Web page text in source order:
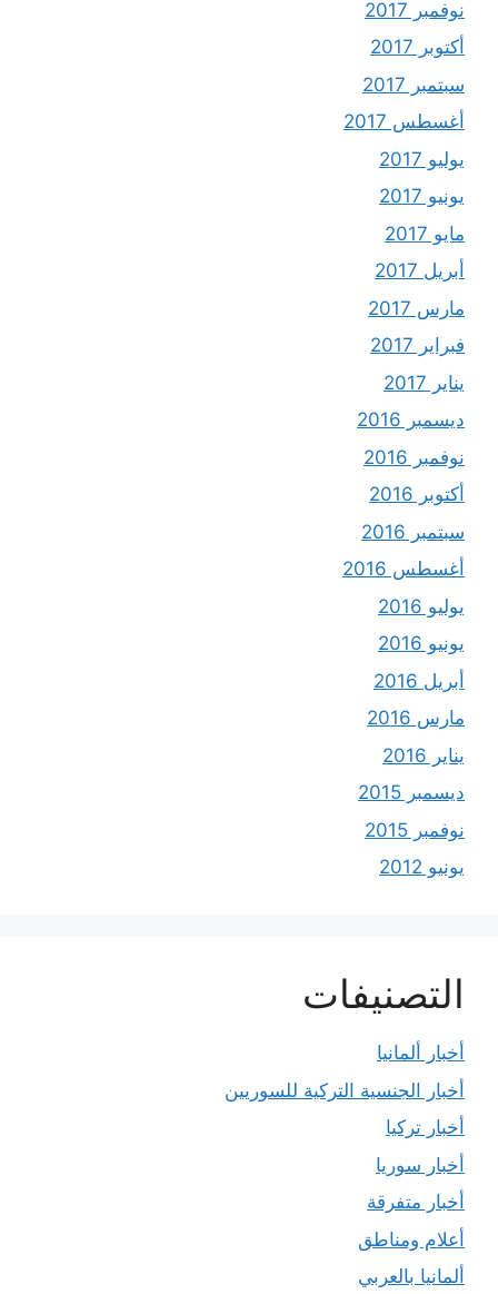
نوفمبر 2017
أكتوبر 2017
سبتمبر 2017
أغسطس 2017
يوليو 2017
يونيو 2017
مايو 2017
أبريل 2017
مارس 2017
فبراير 2017
يناير 2017
ديسمبر 2016
نوفمبر 2016
أكتوبر 2016
سبتمبر 2016
أغسطس 2016
يوليو 2016
يونيو 2016
أبريل 2016
مارس 2016
يناير 2016
ديسمبر 2015
نوفمبر 2015
يونيو 2012
التصنيفات
أخبار ألمانيا
أخبار الجنسية التركية للسوريين
أخبار تركيا
أخبار سوريا
أخبار متفرقة
أعلام ومناطق
ألمانيا بالعربي